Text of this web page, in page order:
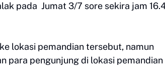
pada Jumat 3/7 sore sekira jam
lokasi pemandian tersebut, namun
para pengunjung di lokasi pemandian